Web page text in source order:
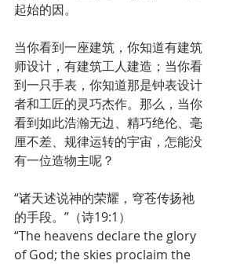
起始的因。
当你看到一座建筑，你知道有建筑
师设计，有建筑工人建造；当你看
到一只手表，你知道那是钟表设计
者和工匠的灵巧杰作。那么，当你
看到如此浩瀚无边、精巧绝伦、毫
厘不差、规律运转的宇宙，怎能没
有一位造物主呢？
“诸天述说神的荣耀，穹苍传扬祂
的手段。”（诗19:1）
“The heavens declare the glory
of God; the skies proclaim the